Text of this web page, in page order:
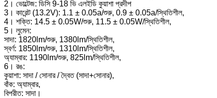
2। ভোল্টেজ: ডিসি 9-18 ভি এলইডি কুয়াশা প্রদীপ
3। কারেন্ট (13.2V): 1.1 ± 0.05a/শুরু, 0.9 ± 0.05a/স্থিতিশীল,
4। শক্তি: 14.5 ± 0.05W/শুরু, 11.5 ± 0.05W/স্থিতিশীল,
5। লুমেন:
সাদা: 1820lm/শুরু, 1380lm/স্থিতিশীল,
স্বর্ণ: 1850lm/শুরু, 1310lm/স্থিতিশীল,
অ্যাম্বার: 1190lm/শুরু, 825lm/স্থিতিশীল,
6। রঙ:
কুয়াশা: সাদা / সোনার / দ্বৈত (সাদা+সোনার),
বাঁক: অ্যাম্বার,
বিপরীত: সাদা।